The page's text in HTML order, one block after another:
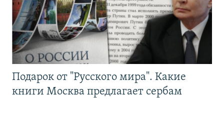
Подарок от "Русского мира". Какие
книги Москва предлагает сербам